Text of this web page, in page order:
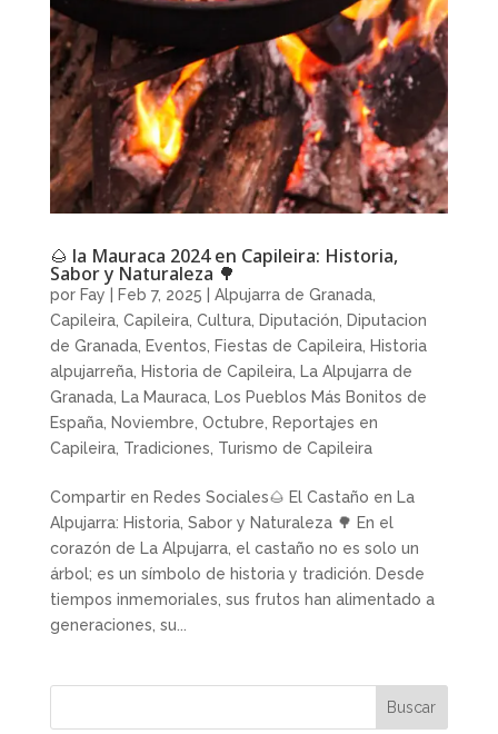
🌰 la Mauraca 2024 en Capileira: Historia,
Sabor y Naturaleza 🌳
por Fay | Feb 7, 2025 | Alpujarra de Granada,
Capileira, Capileira, Cultura, Diputación Diputacion
de Granada, Eventos Fiestas de Capileira, Historia
alpujarreña, Historia de Capileira, La Alpujarra de
Granada, La Mauraca, Los Pueblos Más Bonitos de
España, Noviembre Octubre Reportajes en
Capileira, Tradiciones Turismo de Capileira
Compartir en Redes Sociales🌰 El Castaño en La
Alpujarra: Historia, Sabor y Naturaleza 🌳 En el
corazón de La Alpujarra, el castaño no es solo un
árbol; es un símbolo de historia y tradición. Desde
tiempos inmemoriales, sus frutos han alimentado a
generaciones, su...
Buscar